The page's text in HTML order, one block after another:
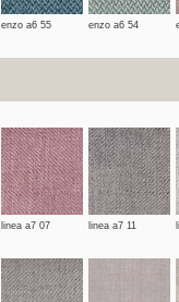
enzo a6 55 enzo a6 54
linea a7 07 linea a7 11